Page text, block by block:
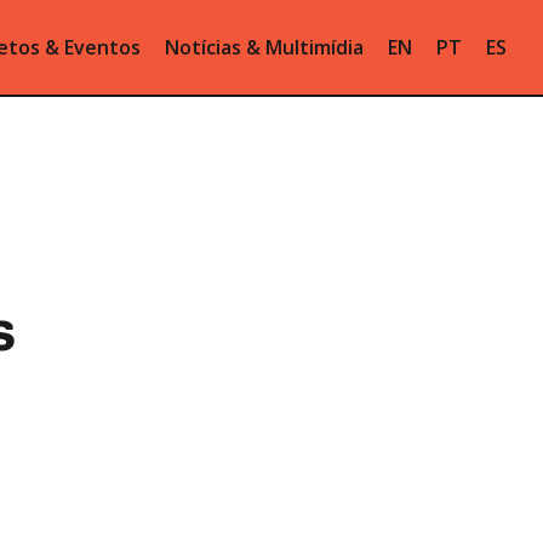
& Eventos Notícias & Multimídia EN PT ES